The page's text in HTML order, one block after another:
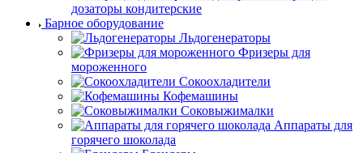
дозаторы кондитерские
Барное оборудование
Льдогенераторы
Фризеры для
мороженного
Сокоохладители
Кофемашины
Соковыжималки
Аппараты для
горячего шоколада